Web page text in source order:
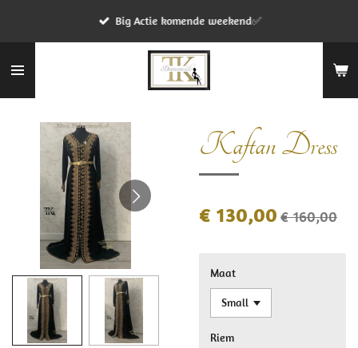
de
Big Actie komende weekend✅
Kaftan Dress
€ 130,00 € 160,00
Maat
Riem